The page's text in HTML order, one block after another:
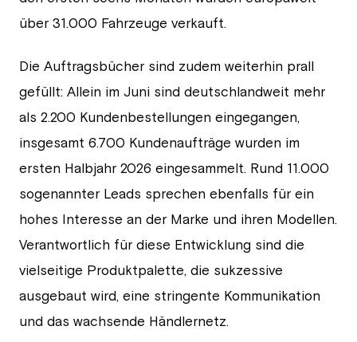
über 31.000 Fahrzeuge verkauft.
Die Auftragsbücher sind zudem weiterhin prall
gefüllt: Allein im Juni sind deutschlandweit mehr
als 2.200 Kundenbestellungen eingegangen,
insgesamt 6.700 Kundenaufträge wurden im
ersten Halbjahr 2026 eingesammelt. Rund 11.000
sogenannter Leads sprechen ebenfalls für ein
hohes Interesse an der Marke und ihren Modellen.
Verantwortlich für diese Entwicklung sind die
vielseitige Produktpalette, die sukzessive
ausgebaut wird, eine stringente Kommunikation
und das wachsende Händlernetz.